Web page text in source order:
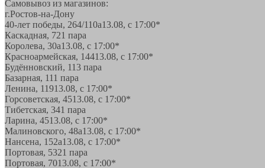
Самовывоз из магазинов:
г.Ростов-на-Дону
40-лет победы, 264/110а13.08, с 17:00*
Каскадная, 721 пара
Королева, 30а13.08, с 17:00*
Красноармейская, 14413.08, с 17:00*
Будённовский, 113 пара
Базарная, 111 пара
Ленина, 11913.08, с 17:00*
Горсоветская, 4513.08, с 17:00*
Тибетская, 341 пара
Ларина, 4513.08, с 17:00*
Малиновского, 48а13.08, с 17:00*
Нансена, 152а13.08, с 17:00*
Портовая, 5321 пара
Портовая, 7013.08, с 17:00*